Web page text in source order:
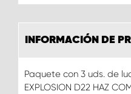
INFORMACIÓN DE
Paquete con 3 uds. de
EXPLOSION D22 HAZ